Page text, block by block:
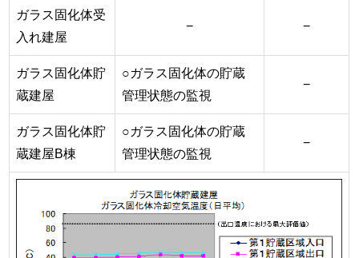
ガラス固化体受
入れ建屋
− −
ガラス固化体貯
蔵建屋
○ガラス固化体の貯蔵
管理状態の監視
−
ガラス固化体貯
蔵建屋B棟
○ガラス固化体の貯蔵
管理状態の監視
−